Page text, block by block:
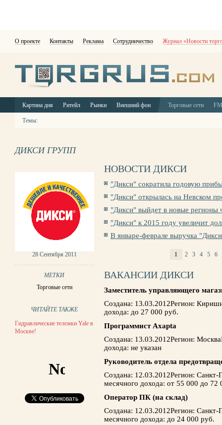
О проекте Контакты Реклама Сотрудничество Журнал «Новости
Картина дня Ритейл Рынки Внешний фон Торговые сети
Темы:
ДИКСИ ГРУПП
28 Сентября 2011
МЕТКИ
Торговые сети
ЧИТАЙТЕ ТАКЖЕ
Гидравлические тележки Yale в
Москве!
НОВОСТИ ДИКСИ
"Дикси" сократила годовую
"Дикси" открылась на Невском
"Дикси" выйдет в новые регионы
"Дикси" к 2015 году увеличит
В январе-феврале выручка
1 2 3 4 5 6
ВАКАНСИИ ДИКСИ
Заместитель управляющего
Создана: 13.03.2012Регион:
дохода: до 27 000 руб.
Программист Axapta
Создана: 13.03.2012Регион:
дохода: не указан
Руководитель отдела
Создана: 12.03.2012Регион:
месячного дохода: от 55 000 до 72
Оператор ПК (на склад)
Создана: 12.03.2012Регион:
месячного дохода: до 24 000 руб.